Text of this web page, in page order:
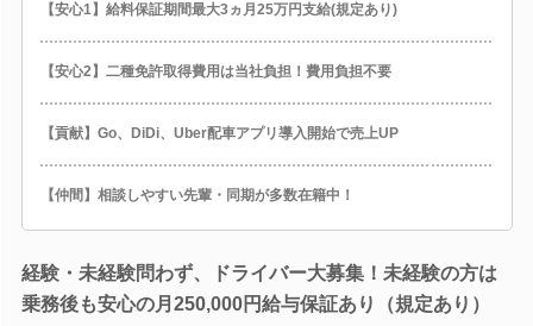
【安心1】給料保証期間最大3ヵ月25万円支給(規定あり)
【安心2】二種免許取得費用は当社負担！費用負担不要
【貢献】Go、DiDi、Uber配車アプリ導入開始で売上UP
【仲間】相談しやすい先輩・同期が多数在籍中！
経験・未経験問わず、ドライバー大募集！未経験の方は
乗務後も安心の月250,000円給与保証あり（規定あり）